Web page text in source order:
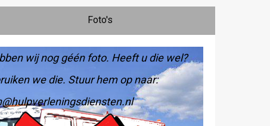
Foto's
wij nog géén foto. Heeft u die wel?
we die. Stuur hem op naar: